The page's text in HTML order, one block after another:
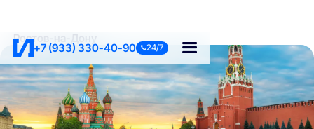
+7 (933) 330-40-90 24/7
Ростов-на-Дону